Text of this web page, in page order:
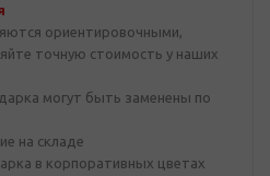
ориентировочными,
точную стоимость у наших
могут быть заменены по
на складе
в корпоративных цветах